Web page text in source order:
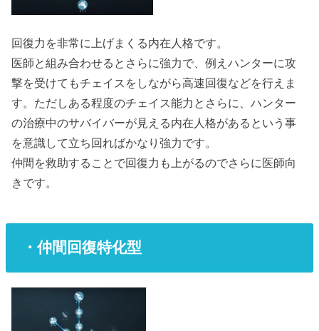
回復力を非常に上げまくる内在人格です。
医師と組み合わせるとさらに強力で、例えハンターに攻
撃を受けてもチェイスをしながら高速回復などを行えま
す。ただしある程度のチェイス能力とさらに、ハンター
の治療中のサバイバーが見える内在人格があるという事
を意識して立ち回ればかなり強力です。
仲間を救助することで回復力も上がるのでさらに医師向
きです。
・仲間回復特化型